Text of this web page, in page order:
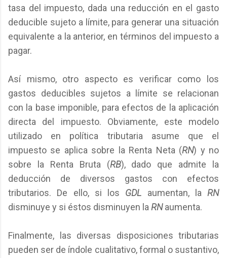
tasa del impuesto, dada una reducción en el gasto
deducible sujeto a límite, para generar una situación
equivalente a la anterior, en términos del impuesto a
pagar.
Así mismo, otro aspecto es verificar como los
gastos deducibles sujetos a límite se relacionan
con la base imponible, para efectos de la aplicación
directa del impuesto. Obviamente, este modelo
utilizado en política tributaria asume que el
impuesto se aplica sobre la Renta Neta (RN) y no
sobre la Renta Bruta (RB), dado que admite la
deducción de diversos gastos con efectos
tributarios. De ello, si los GDL aumentan, la RN
disminuye y si éstos disminuyen laRNaumenta.
Finalmente, las diversas disposiciones tributarias
pueden ser de índole cualitativo, formal o sustantivo,